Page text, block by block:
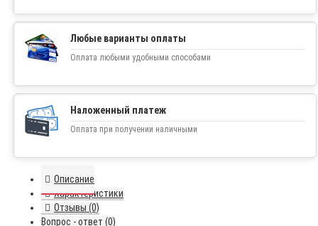
Любые варианты оплаты
Оплата любыми удобными способами
Наложенный платеж
Оплата при получении наличными
Описание
Характеристики
Отзывы (0)
Вопрос - ответ (0)